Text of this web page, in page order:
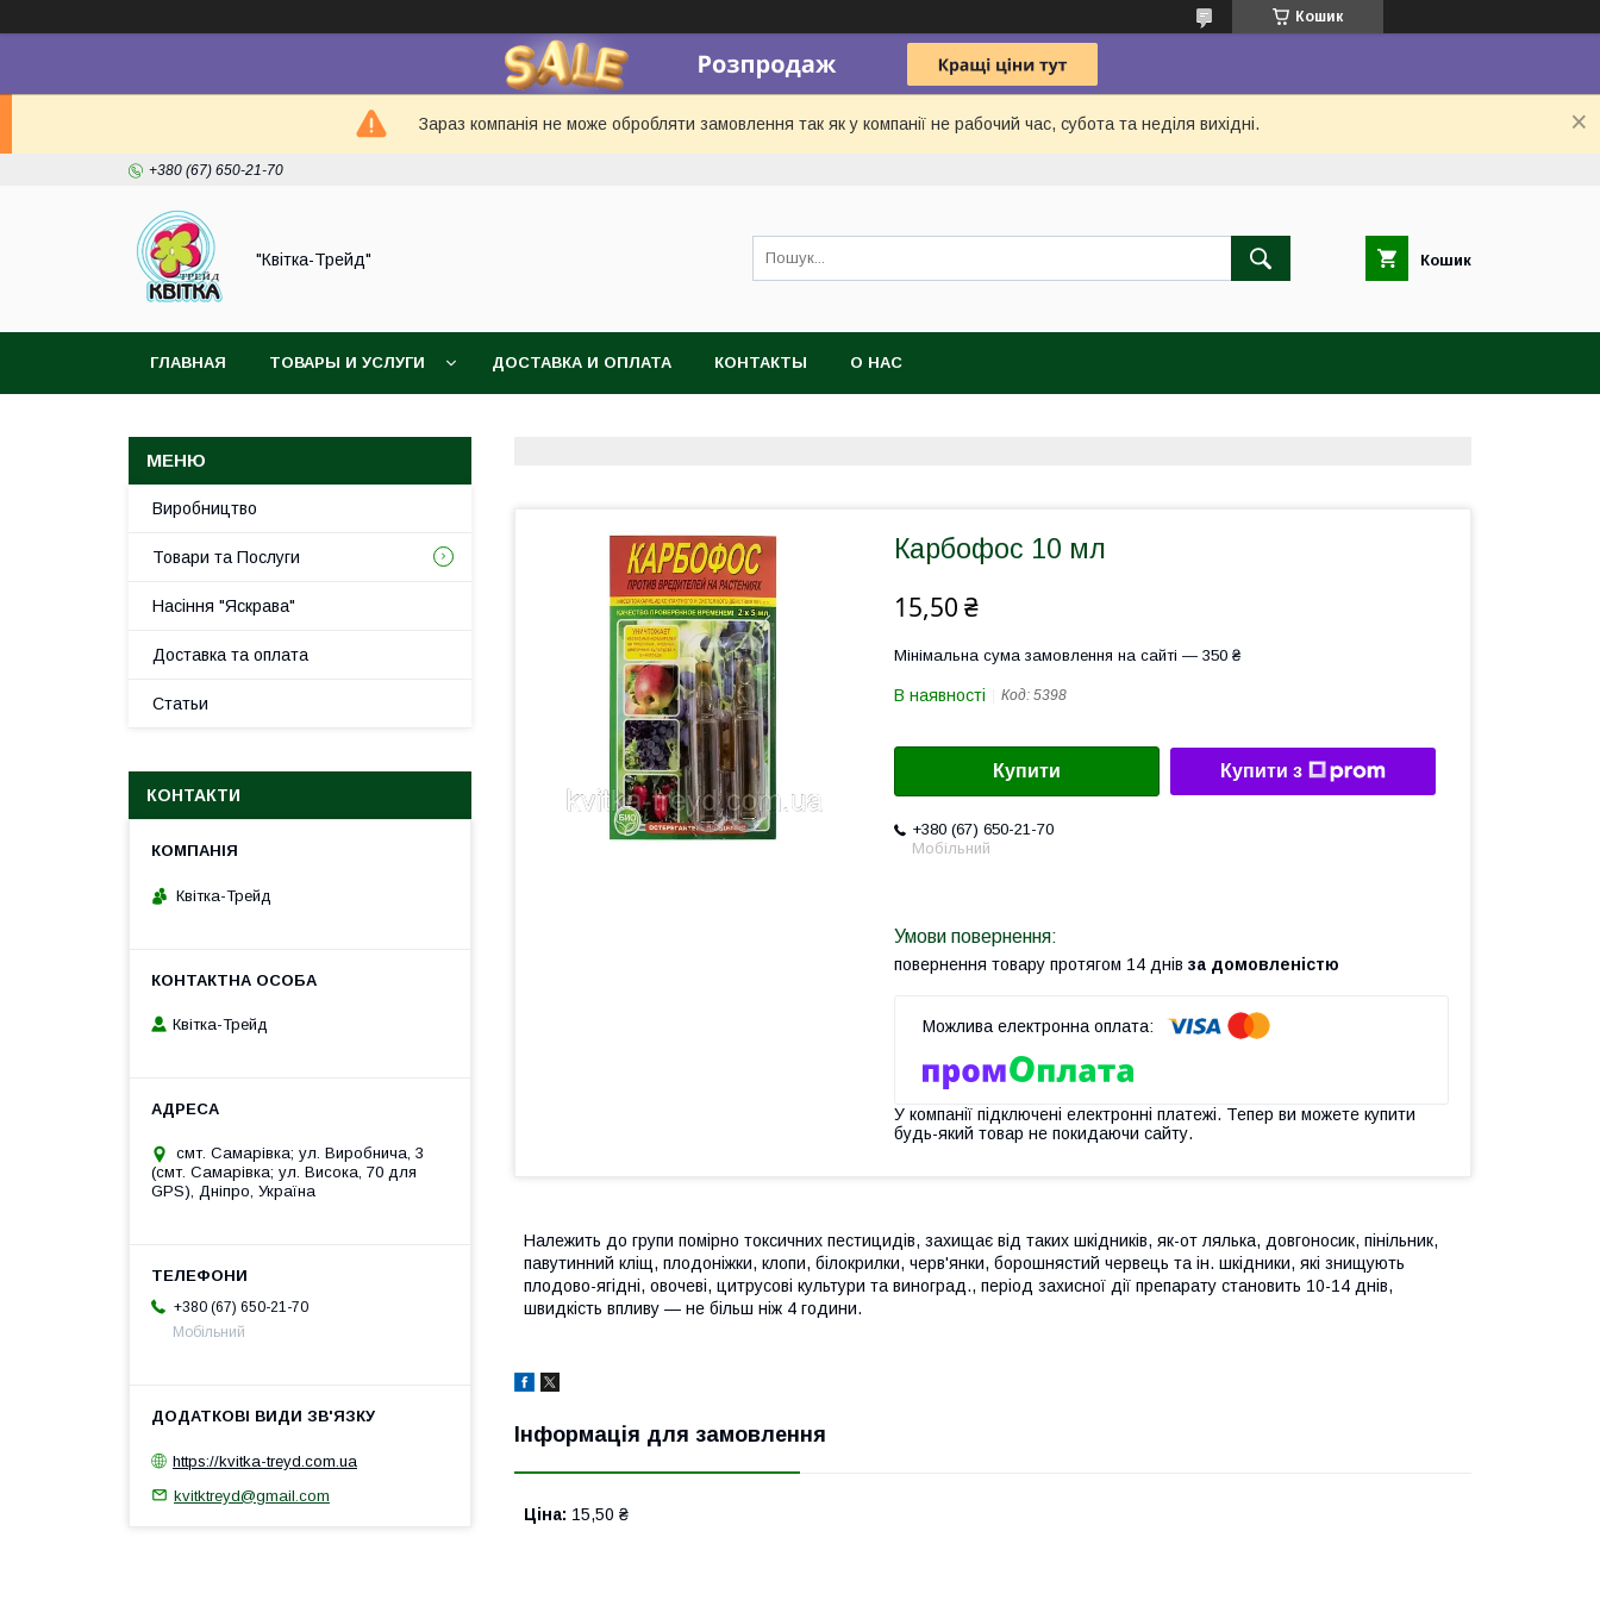
Кошик
Зараз компанія не може обробляти замовлення так як у компанії не рабочий час, субота та неділя вихідні.
+380 (67) 650-21-70
"Квітка-Трейд" Кошик
ГЛАВНАЯ ТОВАРЫ И УСЛУГИ ДОСТАВКА И ОПЛАТА КОНТАКТЫ О НАС
Карбофос 10 мл
15,50 ₴
Мінімальна сума замовлення на сайті — 350 ₴
В наявності Код: 5398
Купити Купити з
+380 (67) 650-21-70
Мобільний
повернення товару протягом 14 днів за домовленістю
У компанії підключені електронні платежі. Тепер ви можете купити
будь-який товар не покидаючи сайту.
Належить до групи помірно токсичних пестицидів, захищає від таких шкідників, як-от лялька, довгоносик, пінільник,
павутинний кліщ, плодоніжки, клопи, білокрилки, черв'янки, борошнястий червець та ін. шкідники, які знищують
плодово-ягідні, овочеві, цитрусові культури та виноград., період захисної дії препарату становить 10-14 днів,
швидкість впливу — не більш ніж 4 години.
Інформація для замовлення
Ціна: 15,50 ₴
Виробництво
Товари та Послуги
Насіння "Яскрава"
Доставка та оплата
Статьи
КОНТАКТИ
Квітка-Трейд
Квітка-Трейд
смт. Самарівка; ул. Виробнича, 3
(смт. Самарівка; ул. Висока, 70 для
GPS), Дніпро, Україна
+380 (67) 650-21-70
Мобільний
https://kvitka-treyd.com.ua
kvitktreyd@gmail.com